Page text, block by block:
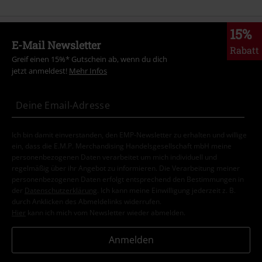
15%
Rabatt
E-Mail Newsletter
Greif einen 15%* Gutschein ab, wenn du dich
jetzt anmeldest! Mehr Infos
Ich bin damit einverstanden, den EMP-Newsletter zu erhalten und willige
ein, dass die E.M.P. Merchandising Handelsgesellschaft mbH meine
personenbezogenen Daten verarbeitet um mich individuell und
regelmäßig über ihr Angebot zu informieren. Die Verarbeitung meiner
personenbezogenen Daten erfolgt entsprechend den Bestimmungen in
der
Datenschutzerklärung
. Ich kann meine Einwilligung jederzeit z. B.
durch Anklicken des Abmeldelinks widerrufen.
Hier kann ich mich vom Newsletter wieder abmelden.
Anmelden